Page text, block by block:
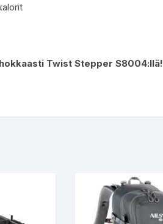
Twist Stepper S8004:llä!